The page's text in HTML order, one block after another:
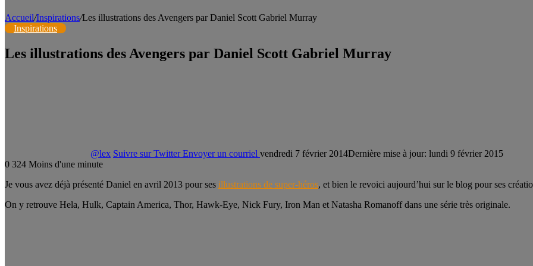
Accueil/Inspirations/Les illustrations des Avengers par Daniel Scott Gabriel Murray
Inspirations
Les illustrations des Avengers par Daniel Scott Gabriel Murray
@lex Suivre sur Twitter Envoyer un courriel vendredi 7 février 2014Dernière mise à jour: lundi 9 février 2015
0 324 Moins d'une minute
Je vous avez déjà présenté Daniel en avril 2013 pour ses illustrations de super-héros, et bien le revoici aujourd’hui sur le blog pour ses
On y retrouve Hela, Hulk, Captain America, Thor, Hawk-Eye, Nick Fury, Iron Man et Natasha Romanoff dans une série très originale.